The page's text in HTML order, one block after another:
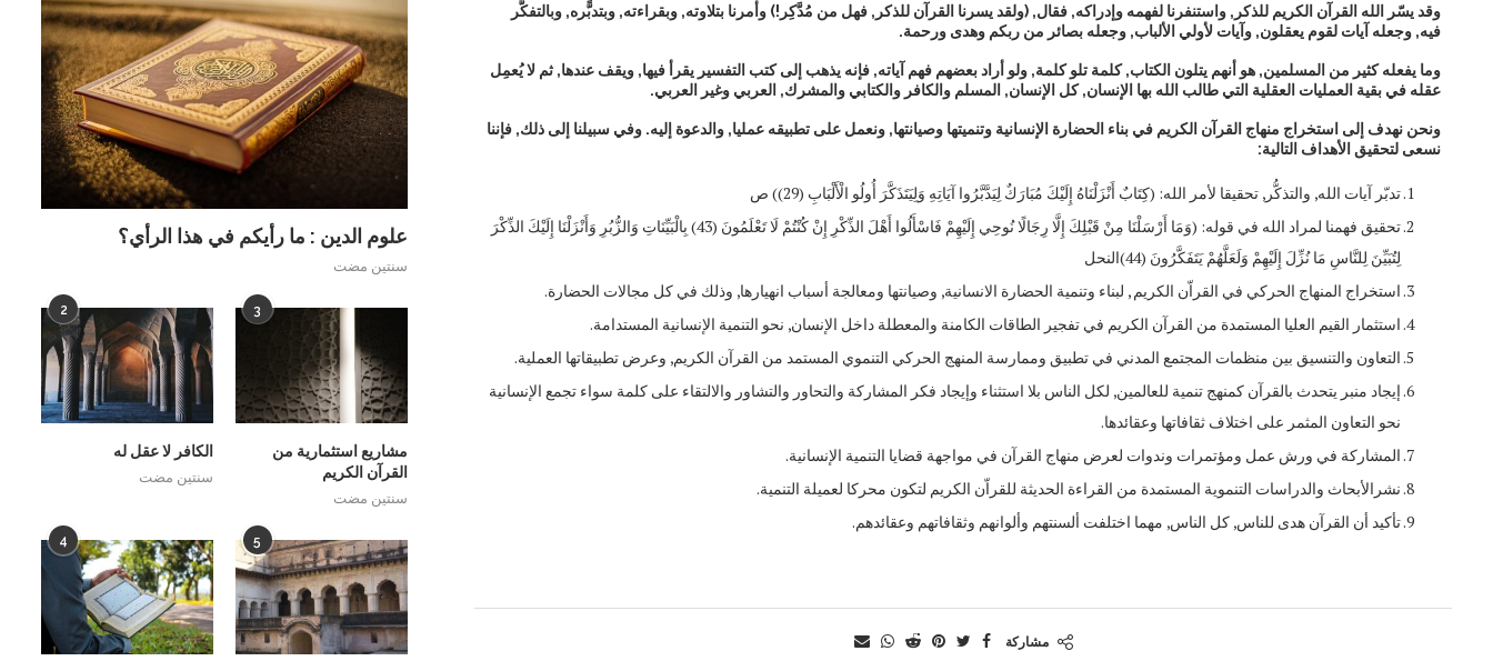
وقد يسّر الله القرآن الكريم للذكر, واستنفرنا لفهمه وإدراكه, فقال, (ولقد يسرنا القرآن للذكر, فهل من مُدَّكِر!) وأمرنا بتلاوته, وبقراءته, وبتدبًّره, وبالتفكًّر
فيه, وجعله آيات لقوم يعقلون, وآيات لأولي الألباب, وجعله بصائر من ربكم وهدى ورحمة.
وما يفعله كثير من المسلمين, هو أنهم يتلون الكتاب, كلمة تلو كلمة, ولو أراد بعضهم فهم آياته, فإنه يذهب إلى كتب التفسير يقرأ فيها, ويقف عندها, ثم لا يُعمِل
عقله في بقية العمليات العقلية التي طالب الله بها الإنسان, كل الإنسان, المسلم والكافر والكتابي والمشرك, العربي وغير العربي.
ونحن نهدف إلى استخراج منهاج القرآن الكريم في بناء الحضارة الإنسانية وتنميتها وصيانتها, ونعمل على تطبيقه عمليا, والدعوة إليه. وفي سبيلنا إلى ذلك, فإننا
نسعى لتحقيق الأهداف التالية:
تدبّر آيات الله, والتذكُّر, تحقيقا لأمر الله: (كِتَابٌ أَنْزَلْنَاهُ إِلَيْكَ مُبَارَكٌ لِيَدَّبَّرُوا آيَاتِهِ وَلِيَتَذَكَّرَ أُولُو الْأَلْبَابِ (29)) ص
تحقيق فهمنا لمراد الله في قوله: (وَمَا أَرْسَلْنَا مِنْ قَبْلِكَ إِلَّا رِجَالًا نُوحِي إِلَيْهِمْ فَاسْأَلُوا أَهْلَ الذِّكْرِ إِنْ كُنْتُمْ لَا تَعْلَمُونَ (43) بِالْبَيِّنَاتِ وَالزُّبُرِ وَأَنْزَلْنَا إِلَيْكَ الذِّكْرَ
لِتُبَيِّنَ لِلنَّاسِ مَا نُزِّلَ إِلَيْهِمْ وَلَعَلَّهُمْ يَتَفَكَّرُونَ (44)النحل
استخراج المنهاج الحركي في القراّن الكريم , لبناء وتنمية الحضارة الانسانية, وصيانتها ومعالجة أسباب انهيارها, وذلك في كل مجالات الحضارة.
استثمار القيم العليا المستمدة من القرآن الكريم في تفجير الطاقات الكامنة والمعطلة داخل الإنسان, نحو التنمية الإنسانية المستدامة.
التعاون والتنسيق بين منظمات المجتمع المدني في تطبيق وممارسة المنهج الحركي التنموي المستمد من القرآن الكريم, وعرض تطبيقاتها العملية.
إيجاد منبر يتحدث بالقرآن كمنهج تنمية للعالمين, لكل الناس بلا استثناء وإيجاد فكر المشاركة والتحاور والتشاور والالتقاء على كلمة سواء تجمع الإنسانية
نحو التعاون المثمر على اختلاف ثقافاتها وعقائدها.
المشاركة في ورش عمل ومؤتمرات وندوات لعرض منهاج القرآن في مواجهة قضايا التنمية الإنسانية.
نشرالأبحاث والدراسات التنموية المستمدة من القراءة الحديثة للقراّن الكريم لتكون محركا لعميلة التنمية.
تأكيد أن القرآن هدى للناس, كل الناس, مهما اختلفت ألسنتهم وألوانهم وثقافاتهم وعقائدهم.
مشاركة
علوم الدين : ما رأيكم في هذا الرأي؟
سنتين مضت
2
الكافر لا عقل له
سنتين مضت
3
مشاريع استثمارية من
القرآن الكريم
سنتين مضت
4 5